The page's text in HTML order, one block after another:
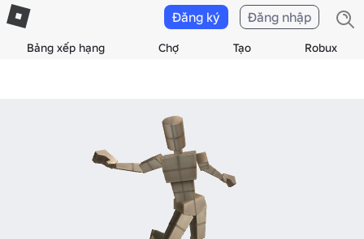
Bảng xếp hạng Chợ Tạo Robux
Đăng ký Đăng nhập